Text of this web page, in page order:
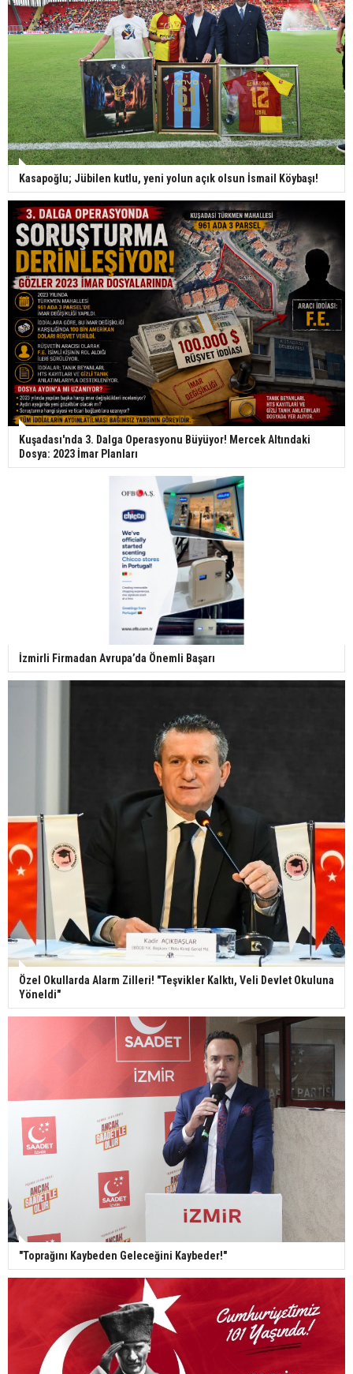
Kasapoğlu; Jübilen kutlu, yeni yolun açık olsun İsmail Köybaşı!
Kuşadası'nda 3. Dalga Operasyonu Büyüyor! Mercek Altındaki
Dosya: 2023 İmar Planları
İzmirli Firmadan Avrupa’da Önemli Başarı
Özel Okullarda Alarm Zilleri! "Teşvikler Kalktı, Veli Devlet Okuluna
Yöneldi"
"Toprağını Kaybeden Geleceğini Kaybeder!"